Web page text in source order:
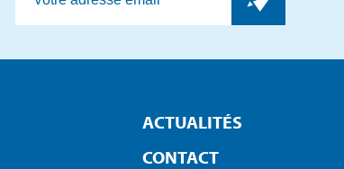
ACTUALITÉS
CONTACT